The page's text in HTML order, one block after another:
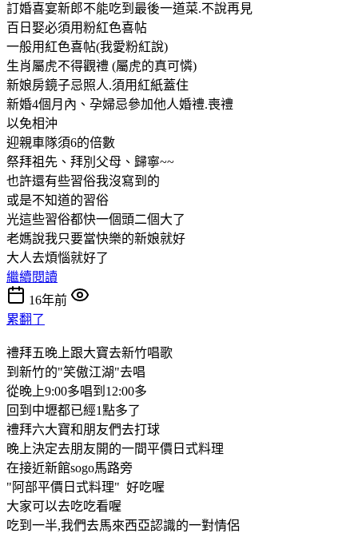
訂婚喜宴新郎不能吃到最後一道菜.不說再見
百日娶必須用粉紅色喜帖
一般用紅色喜帖(我愛粉紅說)
生肖屬虎不得觀禮 (屬虎的真可憐)
新娘房鏡子忌照人.須用紅紙蓋住
新婚4個月內、孕婦忌參加他人婚禮.喪禮
以免相沖
迎親車隊須6的倍數
祭拜祖先、拜別父母、歸寧~~
也許還有些習俗我沒寫到的
或是不知道的習俗
光這些習俗都快一個頭二個大了
老媽說我只要當快樂的新娘就好
大人去煩惱就好了
繼續閱讀
16年前
累翻了
禮拜五晚上跟大寶去新竹唱歌
到新竹的"笑傲江湖"去唱
從晚上9:00多唱到12:00多
回到中壢都已經1點多了
禮拜六大寶和朋友們去打球
晚上決定去朋友開的一間平價日式料理
在接近新館sogo馬路旁
"阿部平價日式料理" 好吃喔
大家可以去吃吃看喔
吃到一半,我們去馬來西亞認識的一對情侶